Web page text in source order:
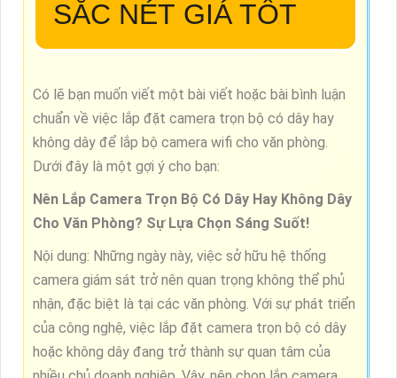
SẮC NÉT GIÁ TỐT
Có lẽ bạn muốn viết một bài viết hoặc bài bình luận
chuẩn về việc lắp đặt camera trọn bộ có dây hay
không dây để lắp bộ camera wifi cho văn phòng.
Dưới đây là một gợi ý cho bạn:
Nên Lắp Camera Trọn Bộ Có Dây Hay Không Dây
Cho Văn Phòng? Sự Lựa Chọn Sáng Suốt!
Nội dung: Những ngày này, việc sở hữu hệ thống
camera giám sát trở nên quan trọng không thể phủ
nhận, đặc biệt là tại các văn phòng. Với sự phát triển
của công nghệ, việc lắp đặt camera trọn bộ có dây
hoặc không dây đang trở thành sự quan tâm của